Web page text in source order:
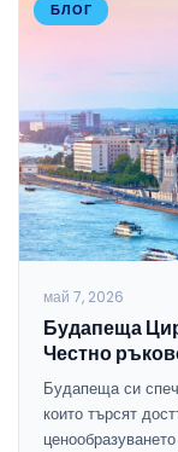
БЛОГ
май 7, 2026
Будапеща
Честно
Будапеща си
които търсят